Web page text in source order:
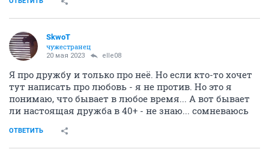
SkwоT
чужестранец
20 мая 2023 elle08
Я про дружбу и только про неё. Но если кто-то хочет
тут написать про любовь - я не против. Но это я
понимаю, что бывает в любое время... А вот бывает
ли настоящая дружба в 40+ - не знаю... сомневаюсь
ОТВЕТИТЬ